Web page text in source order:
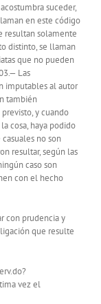
suceder,
en este código
resultan solamente
distinto, se llaman
que no pueden
Las
imputables al autor
también
y cuando
cosa, haya podido
no son
resultar, según las
caso son
con el hecho
con prudencia y
que resulte
vez el